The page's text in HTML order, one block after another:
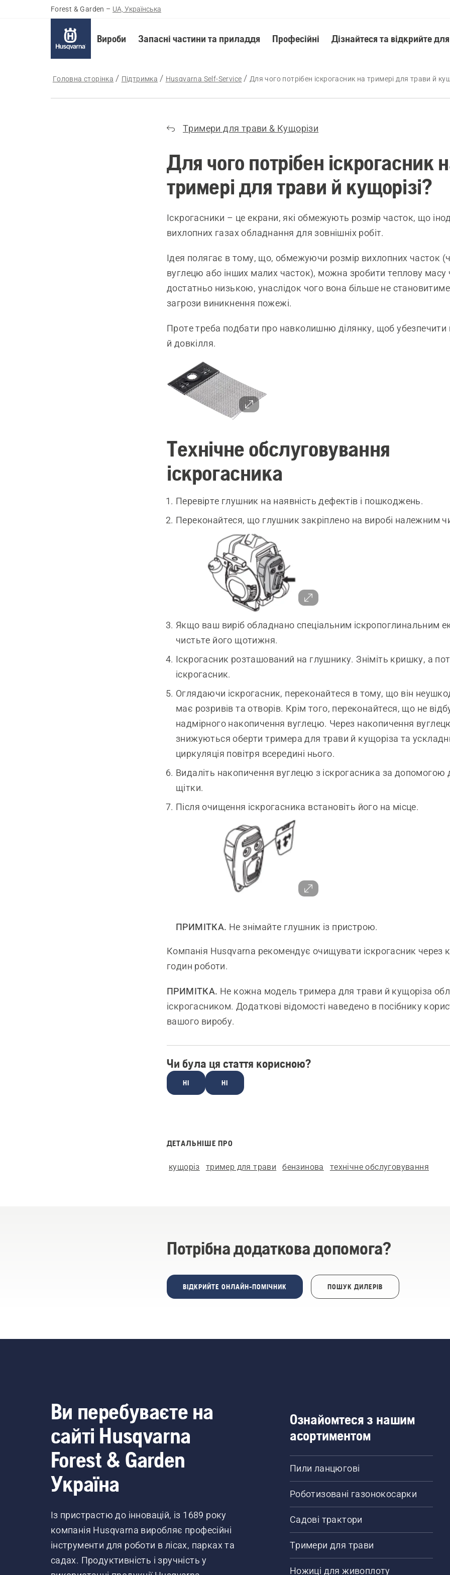
Forest & Garden – UA, Українська
Вироби Запасні частини та приладдя Професійні Дізнайтеся та відкрийте
Головна сторінка Підтримка Husqvarna Self-Service Для чого потрібен іскрогасник на тримері для трави й
Тримери для трави & Кущорізи
Для чого потрібен іскрогасник
тримері для трави й кущорізі?
Іскрогасники – це екрани, які обмежують розмір часток, що
вихлопних газах обладнання для зовнішніх робіт.
Ідея полягає в тому, що, обмежуючи розмір вихлопних часток
вуглецю або інших малих часток), можна зробити теплову масу
достатньо низькою, унаслідок чого вона більше не становитиме
загрози виникнення пожежі.
Проте треба подбати про навколишню ділянку, щоб убезпечити
й довкілля.
Технічне обслуговування
іскрогасника
Перевірте глушник на наявність дефектів і пошкоджень.
Переконайтеся, що глушник закріплено на виробі належним
Якщо ваш виріб обладнано спеціальним іскропоглинальним
чистьте його щотижня.
Іскрогасник розташований на глушнику. Зніміть кришку, а
іскрогасник.
Оглядаючи іскрогасник, переконайтеся в тому, що він
має розривів та отворів. Крім того, переконайтеся, що не
надмірного накопичення вуглецю. Через накопичення
знижуються оберти тримера для трави й кущоріза та
циркуляція повітря всередині нього.
Видаліть накопичення вуглецю з іскрогасника за допомогою
щітки.
Після очищення іскрогасника встановіть його на місце.
ПРИМІТКА. Не знімайте глушник із пристрою.
Компанія Husqvarna рекомендує очищувати іскрогасник через
годин роботи.
ПРИМІТКА. Не кожна модель тримера для трави й кущоріза
іскрогасником. Додаткові відомості наведено в посібнику
вашого виробу.
Чи була ця стаття корисною?
НІ НІ
ДЕТАЛЬНІШЕ ПРО
кущоріз тример для трави бензинова технічне обслуговування
Потрібна додаткова допомога?
ВІДКРИЙТЕ ОНЛАЙН-ПОМІЧНИК ПОШУК ДИЛЕРІВ
Ви перебуваєте на
сайті Husqvarna
Forest & Garden
Україна
Із пристрастю до інновацій, із 1689 року
компанія Husqvarna виробляє професійні
інструменти для роботи в лісах, парках та
садах. Продуктивність і зручність у
Ознайомтеся з нашим
асортиментом
Пили ланцюгові
Роботизовані газонокосарки
Садові трактори
Тримери для трави
Ножиці для живоплоту